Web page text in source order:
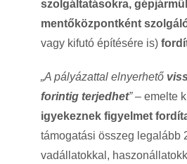
szolgáltatásokra,
mentőközpontként
vagy kifutó építésére is)
„A pályázattal elnyerhető
forintig terjedhet”– emelte
igyekeznek figyelmet
támogatási összeg legalább
vadállatokkal,